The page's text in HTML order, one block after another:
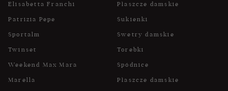
Elisabetta Franchi
Patrizia Pepe
Sportalm
Twinset
Weekend Max Mara
Marella
Płaszcze damskie
Sukienki
Swetry damskie
Torebki
Spódnice
Płaszcze damskie